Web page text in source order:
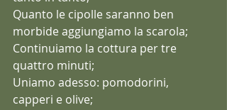
Quanto le cipolle saranno ben
morbide aggiungiamo la scarola;
Continuiamo la cottura per tre
quattro minuti;
Uniamo adesso: pomodorini,
capperi e olive;